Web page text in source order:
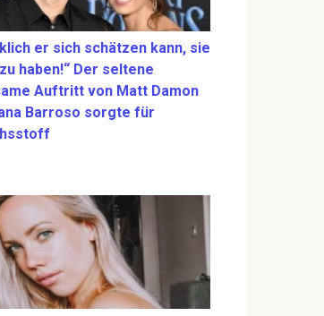
er sich schätzen kann, sie
haben!“ Der seltene
Auftritt von Matt Damon
Barroso sorgte für